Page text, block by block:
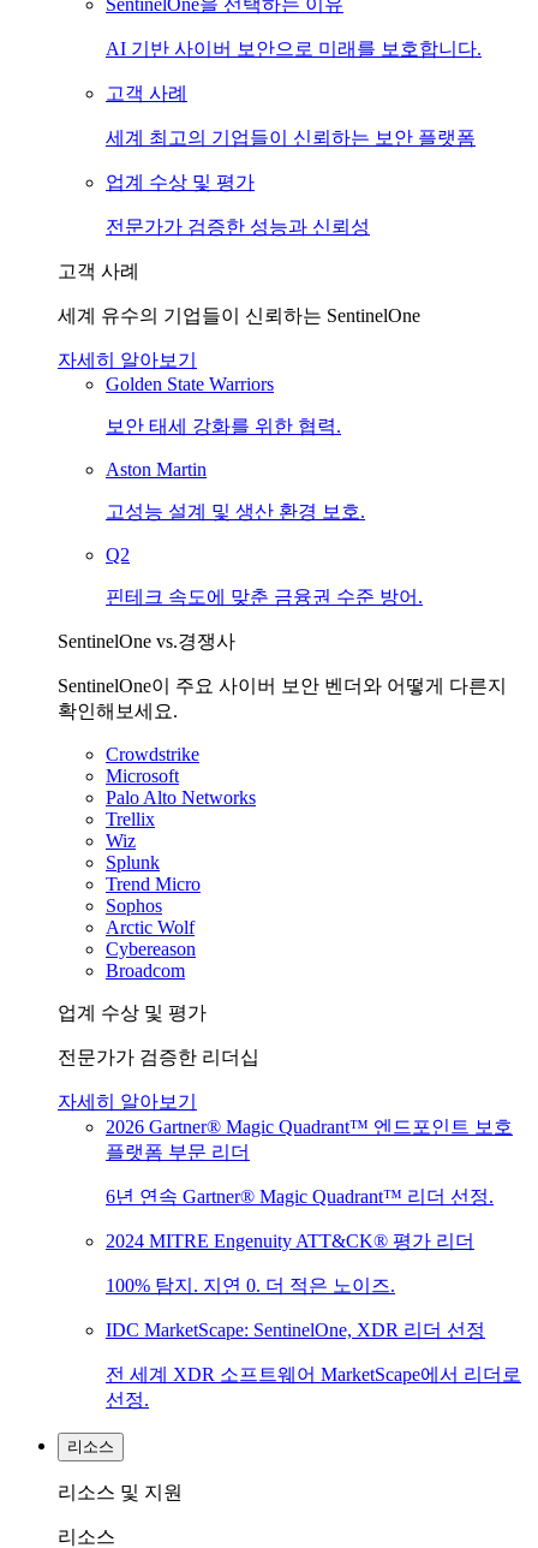
SentinelOne을 선택하는 이유
AI 기반 사이버 보안으로 미래를 보호합니다.
고객 사례
세계 최고의 기업들이 신뢰하는 보안 플랫폼
업계 수상 및 평가
전문가가 검증한 성능과 신뢰성
고객 사례
세계 유수의 기업들이 신뢰하는 SentinelOne
자세히 알아보기
Golden State Warriors
보안 태세 강화를 위한 협력.
Aston Martin
고성능 설계 및 생산 환경 보호.
Q2
핀테크 속도에 맞춘 금융권 수준 방어.
SentinelOne vs.경쟁사
SentinelOne이 주요 사이버 보안 벤더와 어떻게 다른지
확인해보세요.
Crowdstrike
Microsoft
Palo Alto Networks
Trellix
Wiz
Splunk
Trend Micro
Sophos
Arctic Wolf
Cybereason
Broadcom
업계 수상 및 평가
전문가가 검증한 리더십
자세히 알아보기
2026 Gartner® Magic Quadrant™ 엔드포인트 보호
플랫폼 부문 리더
6년 연속 Gartner® Magic Quadrant™ 리더 선정.
2024 MITRE Engenuity ATT&CK® 평가 리더
100% 탐지. 지연 0. 더 적은 노이즈.
IDC MarketScape: SentinelOne, XDR 리더 선정
전 세계 XDR 소프트웨어 MarketScape에서 리더로
선정.
리소스
리소스 및 지원
리소스